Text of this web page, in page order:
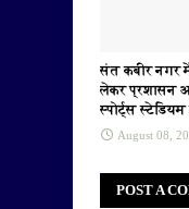
संत कबीर नगर
लेकर प्रशासन
स्पोर्ट्स स्टेडियम
August 08,
POST A